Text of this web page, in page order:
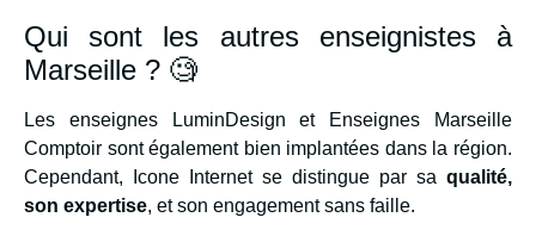
Qui sont les autres enseignistes à
Marseille ? 🧐
Les enseignes LuminDesign et Enseignes Marseille
Comptoir sont également bien implantées dans la région.
Cependant, Icone Internet se distingue par sa qualité,
son expertise, et son engagement sans faille.